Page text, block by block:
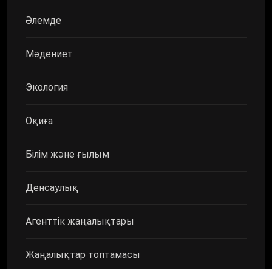
Әлемде
Мәдениет
Экология
Оқиға
Білім және ғылым
Денсаулық
Агенттік жаңалықтары
Жаңалықтар топтамасы